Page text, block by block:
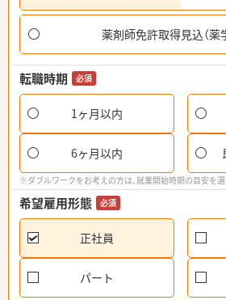
薬剤師免許取得見込（薬
転職時期 必須
1ヶ月以内
6ヶ月以内
※ダブルワークをお考えの方は、就業開始時期の目安を
希望雇用形態 必須
正社員
パート